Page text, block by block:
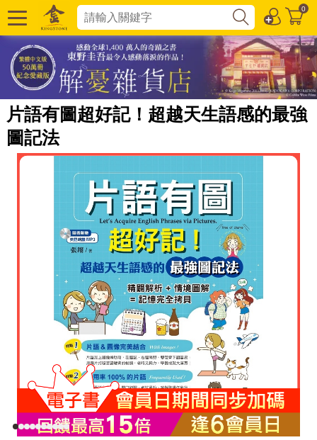
0
片語有圖超好記！超越天生語感的最強
圖記法